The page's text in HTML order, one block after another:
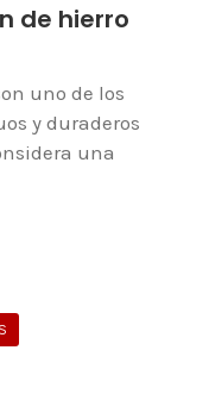
de hierro
uno de los
y duraderos
una